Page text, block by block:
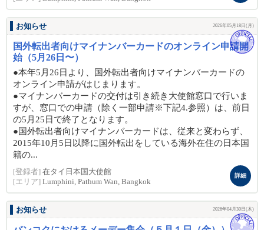
お知らせ 2026年05月18日(月)
国外転出者向けマイナンバーカードのオンライン申請開
始（5月26日〜）
●本年5月26日より、国外転出者向けマイナンバーカードの
オンライン申請がはじまります。
●マイナンバーカードの交付は引き続き大使館窓口で行いま
すが、窓口での申請（除く一部申請※下記4.参照）は、前日
の5月25日で終了となります。
●国外転出者向けマイナンバーカードは、従来と変わらず、
2015年10月5日以降に国外転出をしている海外在住の日本国
籍の...
[登録者] 在タイ日本国大使館
[エリア] Lumphini, Pathum Wan, Bangkok
詳細
お知らせ 2026年04月30日(木)